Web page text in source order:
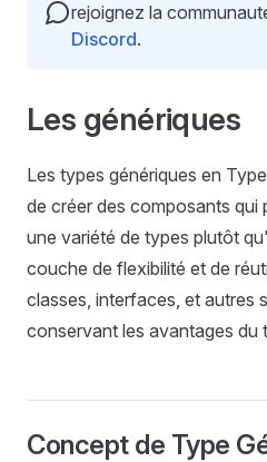
rejoignez la
Discord.
Les génériques
Les types génériques en
de créer des composants qui
une variété de types plutôt
couche de flexibilité et de
classes, interfaces, et autres
conservant les avantages du
Concept de Type